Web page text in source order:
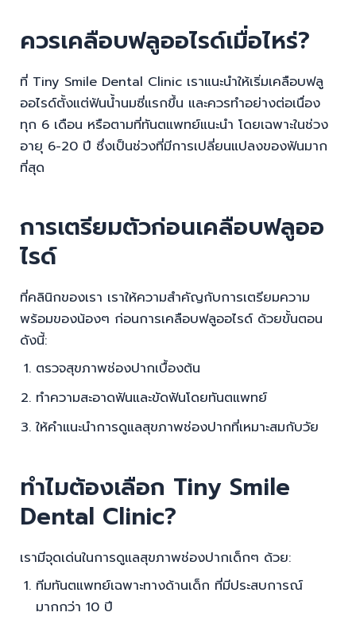
ควรเคลือบฟลูออไรด์เมื่อไหร่?
ที่ Tiny Smile Dental Clinic เราแนะนำให้เริ่มเคลือบฟลู
ออไรด์ตั้งแต่ฟันน้ำนมซี่แรกขึ้น และควรทำอย่างต่อเนื่อง
ทุก 6 เดือน หรือตามที่ทันตแพทย์แนะนำ โดยเฉพาะในช่วง
อายุ 6-20 ปี ซึ่งเป็นช่วงที่มีการเปลี่ยนแปลงของฟันมาก
ที่สุด
การเตรียมตัวก่อนเคลือบฟลูออ
ไรด์
ที่คลินิกของเรา เราให้ความสำคัญกับการเตรียมความ
พร้อมของน้องๆ ก่อนการเคลือบฟลูออไรด์ ด้วยขั้นตอน
ดังนี้:
ตรวจสุขภาพช่องปากเบื้องต้น
ทำความสะอาดฟันและขัดฟันโดยทันตแพทย์
ให้คำแนะนำการดูแลสุขภาพช่องปากที่เหมาะสมกับวัย
ทำไมต้องเลือก Tiny Smile
Dental Clinic?
เรามีจุดเด่นในการดูแลสุขภาพช่องปากเด็กๆ ด้วย:
ทีมทันตแพทย์เฉพาะทางด้านเด็ก ที่มีประสบการณ์
มากกว่า 10 ปี